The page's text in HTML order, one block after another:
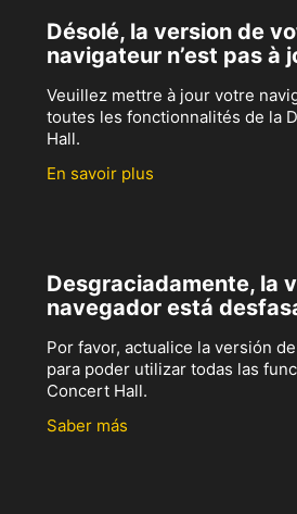
Désolé, la version de
navigateur n’est pas à
Veuillez mettre à jour votre
toutes les fonctionnalités de la
Hall.
En savoir plus
Desgraciadamente, la
navegador está
Por favor, actualice la versión
para poder utilizar todas las
Concert Hall.
Saber más